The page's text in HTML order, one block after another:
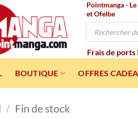
Pointmanga -
et Ofelbe
Recherche
Frais de ports
BOUTIQUE OFFRES
/ Fin de stock